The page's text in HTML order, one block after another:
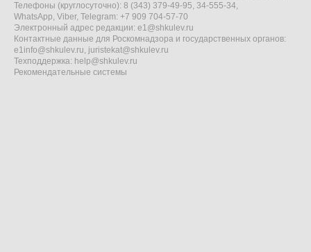
Телефоны (круглосуточно): 8 (343) 379-49-95, 34-555-34,
WhatsApp, Viber, Telegram: +7 909 704-57-70
Электронный адрес редакции: e1@shkulev.ru
Контактные данные для Роскомнадзора и государственных органов:
e1info@shkulev.ru, juristekat@shkulev.ru
Техподдержка: help@shkulev.ru
Рекомендательные системы